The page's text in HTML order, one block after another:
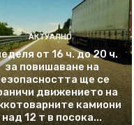
АКТУАЛНО
от 16 ч. до 20 ч.
за повишаване на
ще се
движението на
камиони
над 12 т в посока...